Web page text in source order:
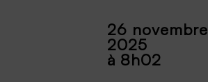
26 novembre
2025
à 8h02